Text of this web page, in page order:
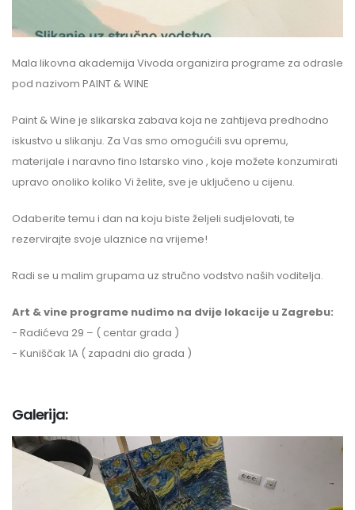
Mala likovna akademija Vivoda organizira programe za odrasle
pod nazivom PAINT & WINE
Paint & Wine je slikarska zabava koja ne zahtijeva predhodno
iskustvo u slikanju. Za Vas smo omogućili svu opremu,
materijale i naravno fino Istarsko vino , koje možete konzumirati
upravo onoliko koliko Vi želite, sve je uključeno u cijenu.
Odaberite temu i dan na koju biste željeli sudjelovati, te
rezervirajte svoje ulaznice na vrijeme!
Radi se u malim grupama uz stručno vodstvo naših voditelja.
Art & vine programe nudimo na dvije lokacije u Zagrebu:
- Radićeva 29 – ( centar grada )
- Kuniščak 1A ( zapadni dio grada )
Galerija: